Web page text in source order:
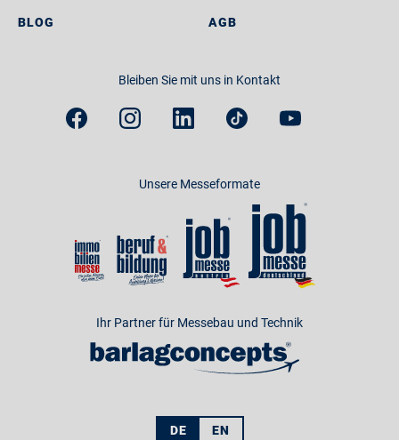
BLOG AGB
Bleiben Sie mit uns in Kontakt
Unsere Messeformate
Ihr Partner für Messebau und Technik
DE EN